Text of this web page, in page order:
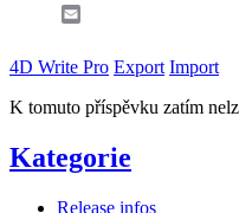
4D Write Pro Export Import
K tomuto příspěvku zatím
Kategorie
Release infos